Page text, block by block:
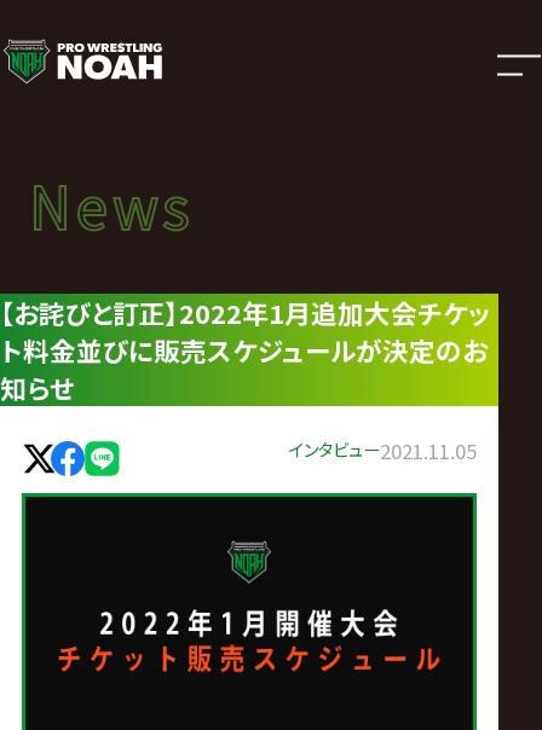
ニ
ュ
ー
ス
|
プ
ロ
レ
News
ニュース
News
【お詫びと訂正】2022年1月追加大会チケッ
ト料金並びに販売スケジュールが決定のお
知らせ
インタビュー2021.11.05